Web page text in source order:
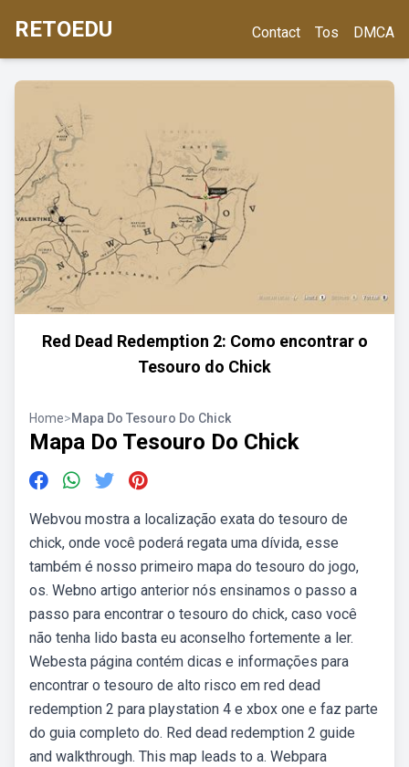
RETOEDU Contact Tos DMCA
Red Dead Redemption 2: Como encontrar o
Tesouro do Chick
Home>Mapa Do Tesouro Do Chick
Mapa Do Tesouro Do Chick
Webvou mostra a localização exata do tesouro de
chick, onde você poderá regata uma dívida, esse
também é nosso primeiro mapa do tesouro do jogo,
os. Webno artigo anterior nós ensinamos o passo a
passo para encontrar o tesouro do chick, caso você
não tenha lido basta eu aconselho fortemente a ler.
Webesta página contém dicas e informações para
encontrar o tesouro de alto risco em red dead
redemption 2 para playstation 4 e xbox one e faz parte
do guia completo do. Red dead redemption 2 guide
and walkthrough. This map leads to a. Webpara